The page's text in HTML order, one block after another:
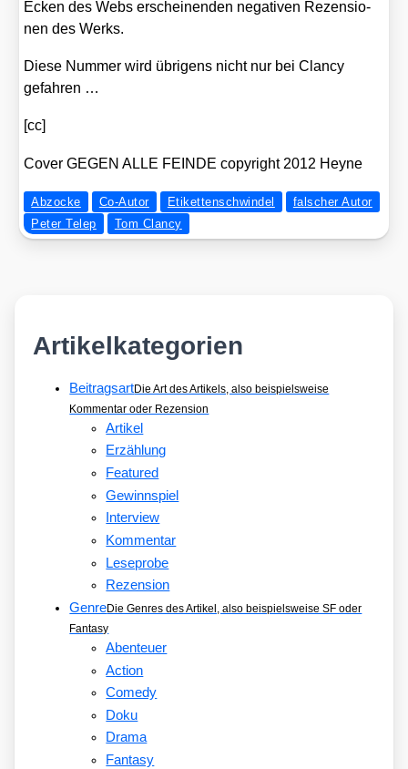
Ecken des Webs erschei­nen­den nega­ti­ven Rezen­sio­
nen des Werks.
Die­se Num­mer wird übri­gens nicht nur bei Clan­cy
gefah­ren …
[cc]
Cover GEGEN ALLE FEINDE copy­right 2012 Hey­ne
Abzocke Co-Autor Etikettenschwindel
falscher Autor
Peter Telep
Tom Clancy
Artikelkategorien
BeitragsartDie Art des Artikels, also beispielsweise
Kommentar oder Rezension
Artikel
Erzählung
Featured
Gewinnspiel
Interview
Kommentar
Leseprobe
Rezension
GenreDie Genres des Artikel, also beispielsweise SF oder
Fantasy
Abenteuer
Action
Comedy
Doku
Drama
Fantasy